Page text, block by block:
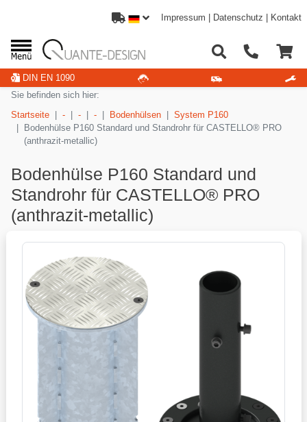
Impressum Datenschutz Kontakt
DIN EN 1090
Sie befinden sich hier:
Startseite
- - - Bodenhülsen
System P160
Bodenhülse P160 Standard und Standrohr für CASTELLO® PRO
(anthrazit-metallic)
Bodenhülse P160 Standard und
Standrohr für CASTELLO® PRO
(anthrazit-metallic)